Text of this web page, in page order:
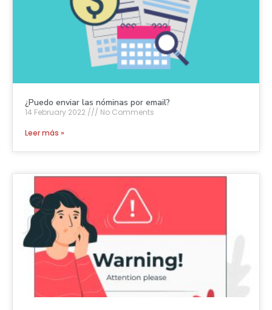
¿Puedo enviar las nóminas por email?
14 February 2022
No Comments
Leer más »